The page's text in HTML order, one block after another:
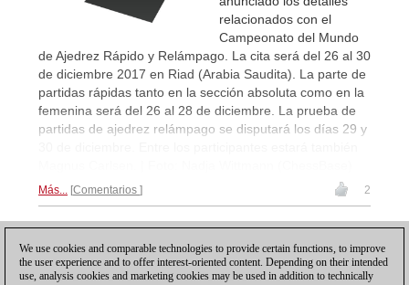
relacionados con el
Campeonato del Mundo
de Ajedrez Rápido y Relámpago. La cita será del 26 al 30
de diciembre 2017 en Riad (Arabia Saudita). La parte de
partidas rápidas tanto en la sección absoluta como en la
femenina será del 26 al 28 de diciembre. La prueba de
partidas de ajedrez relámpago se disputará los días 29 y
Más... Comentarios 2
We use cookies and comparable technologies to provide certain functions, to improve
the user experience and to offer interest-oriented content. Depending on their intended
use, analysis cookies and marketing cookies may be used in addition to technically